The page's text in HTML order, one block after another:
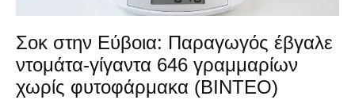
Σοκ στην Εύβοια: Παραγωγός έβγαλε
ντομάτα-γίγαντα 646 γραμμαρίων
χωρίς φυτοφάρμακα (ΒΙΝΤΕΟ)